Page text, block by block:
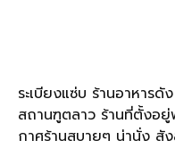
ระเบียงแซ่บ ร้านอาหาร
สถานฑูตลาว ร้านที่ตั้งอ
กาศร้านสบายๆ น่า